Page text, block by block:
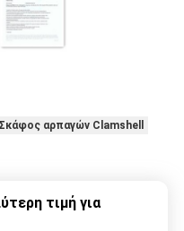
Σκάφος αρπαγών Clamshell
τιμή για